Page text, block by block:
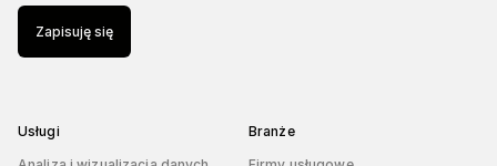
Zapisuję się
Usługi
Branże